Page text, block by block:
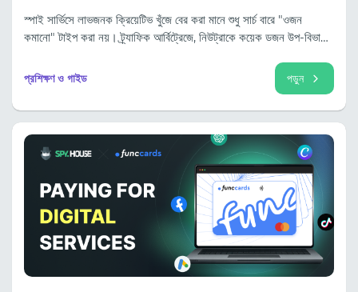
স্পাই সার্ভিসে লাভজনক ক্রিয়েটিভ খুঁজে বের করা মানে শুধু সার্চ বারে "ওজন
কমানো" টাইপ করা নয়। ট্র্যাফিক আর্বিট্রেজে, নিউট্রাকে কয়েক ডজন উপ-বিভাগে
করা হয়েছে, এবং ট্র্যাফিকের উৎসের উপর নির্ভর করে এর কৌশলগুলিতে ব্যাপক
ভিন্নতা দেখা যায়।
প্রশিক্ষণ ও গাইড পড়ুন